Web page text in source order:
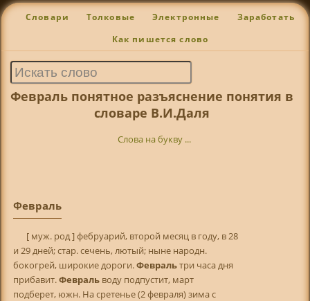
Словари Толковые Электронные Заработать
Как пишется слово
Февраль понятное разъяснение понятия в
словаре В.И.Даля
Слова на букву ...
Февраль
[ муж. род ] фебруарий, второй месяц в году, в 28
и 29 дней; стар. сечень, лютый; ныне народн.
бокогрей, широкие дороги.Февральтри часа дня
прибавит.Февральводу подпустит, март
подберет, южн. На сретенье (2 февраля) зима с